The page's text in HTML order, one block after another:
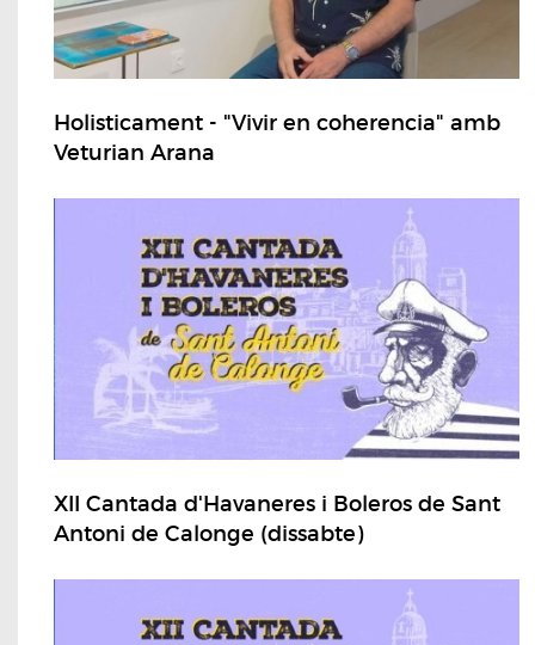
Holisticament - "Vivir en coherencia" amb
Veturian Arana
XII Cantada d'Havaneres i Boleros de Sant
Antoni de Calonge (dissabte)